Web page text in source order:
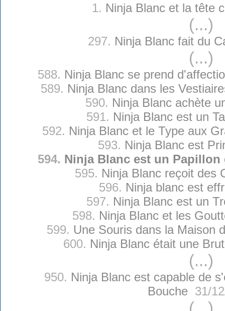
1. Ninja Blanc et la tête
(...)
297. Ninja Blanc fait du
(...)
588. Ninja Blanc se prend
589. Ninja Blanc dans les
590. Ninja Blanc achète
591. Ninja Blanc est un
592. Ninja Blanc et le Type aux
593. Ninja Blanc est
594. Ninja Blanc est un Papillon
595. Ninja Blanc reçoit des
596. Ninja blanc est
597. Ninja Blanc est un
598. Ninja Blanc et les
599. Une Souris dans la Maison
600. Ninja Blanc était une
(...)
950. Ninja Blanc est capable de
Bouche 31/